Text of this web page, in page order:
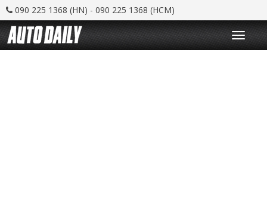
090 225 1368 (HN) - 090 225 1368 (HCM)
T
o
g